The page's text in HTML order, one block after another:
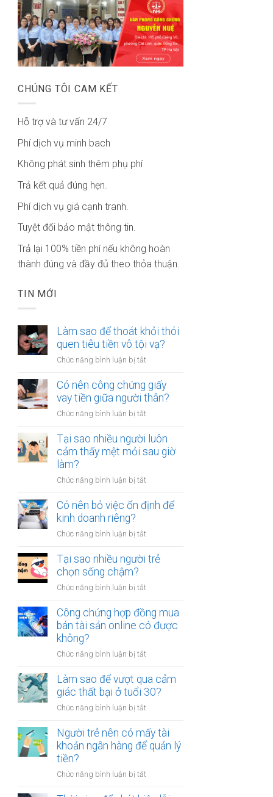
CHÚNG TÔI CAM KẾT
Hỗ trợ và tư vấn 24/7
Phí dịch vụ minh bach
Không phát sinh thêm phụ phí
Trả kết quả đúng hẹn.
Phí dịch vụ giá cạnh tranh.
Tuyệt đối bảo mật thông tin.
Trả lại 100% tiền phí nếu không hoàn
thành đúng và đầy đủ theo thỏa thuận.
TIN MỚI
Làm sao để thoát khỏi thói
quen tiêu tiền vô tội vạ?
Chức năng bình luận bị tắt
sao
để
khỏi
quen
tiêu
vạ?
Có nên công chứng giấy
vay tiền giữa người thân?
Chức năng bình luận bị tắt
nên
công
chứng
vay
giữa
Tại sao nhiều người luôn
cảm thấy mệt mỏi sau giờ
làm?
Chức năng bình luận bị tắt
sao
luôn
thấy
làm?
Có nên bỏ việc ổn định để
kinh doanh riêng?
Chức năng bình luận bị tắt
nên
ổn
để
kinh
Tại sao nhiều người trẻ
chọn sống chậm?
Chức năng bình luận bị tắt
sao
nhiều
chọn
chậm?
Công chứng hợp đồng mua
bán tài sản online có được
không?
Chức năng bình luận bị tắt
chứng
hợp
mua
tài
sản
không?
Làm sao để vượt qua cảm
giác thất bại ở tuổi 30?
Chức năng bình luận bị tắt
sao
để
vượt
cảm
Người trẻ nên có mấy tài
khoản ngân hàng để quản lý
tiền?
Chức năng bình luận bị tắt